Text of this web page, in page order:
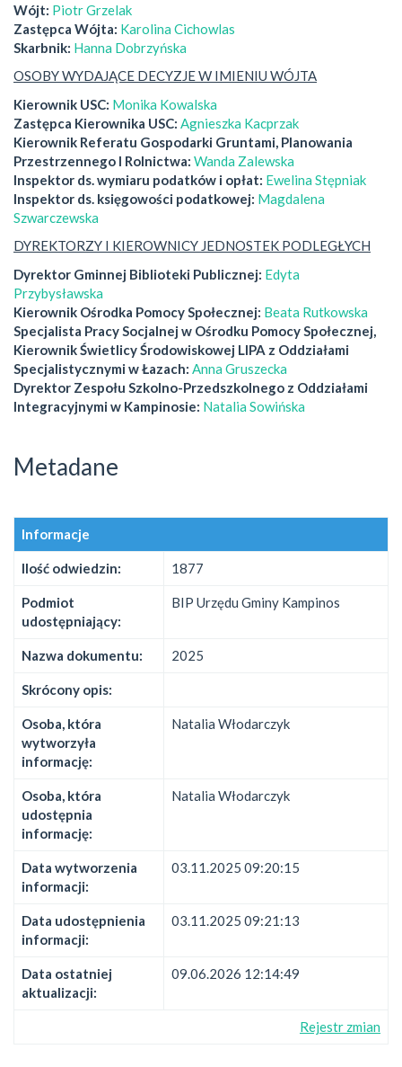
Wójt: Piotr Grzelak
Zastępca Wójta: Karolina Cichowlas
Skarbnik: Hanna Dobrzyńska
OSOBY WYDAJĄCE DECYZJE W IMIENIU WÓJTA
Kierownik USC: Monika Kowalska
Zastępca Kierownika USC: Agnieszka Kacprzak
Kierownik Referatu Gospodarki Gruntami, Planowania
Przestrzennego I Rolnictwa: Wanda Zalewska
Inspektor ds. wymiaru podatków i opłat: Ewelina Stępniak
Inspektor ds. księgowości podatkowej: Magdalena
Szwarczewska
DYREKTORZY I KIEROWNICY JEDNOSTEK PODLEGŁYCH
Dyrektor Gminnej Biblioteki Publicznej: Edyta
Przybysławska
Kierownik Ośrodka Pomocy Społecznej: Beata Rutkowska
Specjalista Pracy Socjalnej w Ośrodku Pomocy Społecznej,
Kierownik Świetlicy Środowiskowej LIPA z Oddziałami
Specjalistycznymi w Łazach: Anna Gruszecka
Dyrektor Zespołu Szkolno-Przedszkolnego z Oddziałami
Integracyjnymi w Kampinosie: Natalia Sowińska
Metadane
Informacje
Ilość odwiedzin: 1877
Podmiot
udostępniający:
BIP Urzędu Gminy Kampinos
Nazwa dokumentu: 2025
Skrócony opis:
Osoba, która
wytworzyła
informację:
Natalia Włodarczyk
Osoba, która
udostępnia
informację:
Natalia Włodarczyk
Data wytworzenia
informacji:
03.11.2025 09:20:15
Data udostępnienia
informacji:
03.11.2025 09:21:13
Data ostatniej
aktualizacji:
09.06.2026 12:14:49
Rejestr zmian